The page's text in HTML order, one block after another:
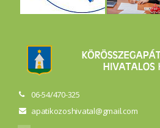
06-54/470-325
apatikozoshivatal@gmail.com